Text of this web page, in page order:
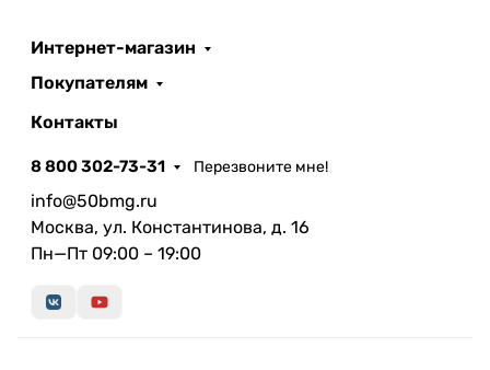
Интернет-магазин
Покупателям
Контакты
8 800 302-73-31 Перезвоните мне!
info@50bmg.ru
Москва, ул. Константинова, д. 16
Пн—Пт 09:00 – 19:00